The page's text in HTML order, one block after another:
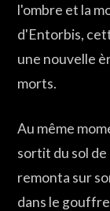
l'ombre et la
d'Entorbis,
une nouvelle
morts.
Au même
sortit du sol de
remonta sur
dans le